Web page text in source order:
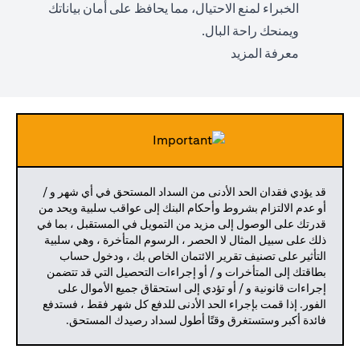
الخبراء لمنع الاحتيال، مما يحافظ على أمان بياناتك
ويمنحك راحة البال.
معرفة المزيد
قد يؤدي فقدان الحد الأدنى من السداد المستحق في أي شهر و /
أو عدم الالتزام بشروط وأحكام البنك إلى عواقب سلبية ويحد من
قدرتك على الوصول إلى مزيد من التمويل في المستقبل ، بما في
ذلك على سبيل المثال لا الحصر ، الرسوم المتأخرة ، وهي سلبية
التأثير على تصنيف تقرير الائتمان الخاص بك ، ودخول حساب
بطاقتك إلى المتأخرات و / أو إجراءات التحصيل التي قد تتضمن
إجراءات قانونية و / أو تؤدي إلى استحقاق جميع الأموال على
الفور. إذا قمت بإجراء الحد الأدنى للدفع كل شهر فقط ، فستدفع
فائدة أكبر وستستغرق وقتًا أطول لسداد رصيدك المستحق.